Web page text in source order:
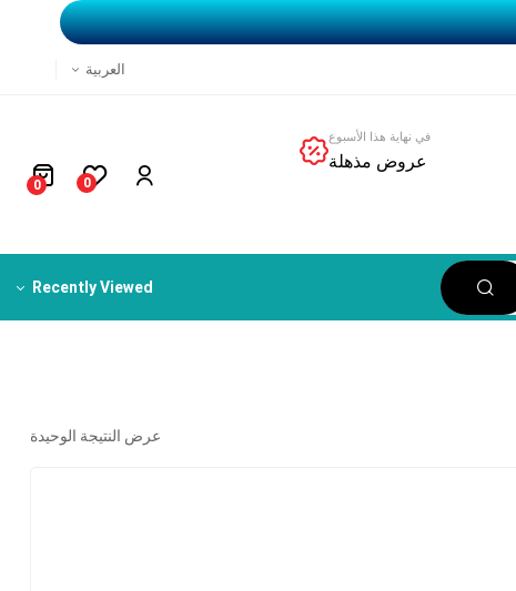
العربية
في نهاية هذا الأسبوع
عروض مذهلة
0
0
Recently Viewed
عرض النتيجة الوحيدة